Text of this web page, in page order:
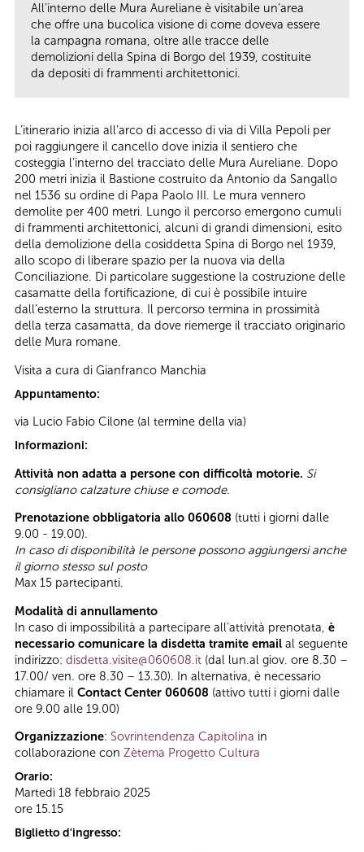
All’interno delle Mura Aureliane è visitabile un’area
che offre una bucolica visione di come doveva essere
la campagna romana, oltre alle tracce delle
demolizioni della Spina di Borgo del 1939, costituite
da depositi di frammenti architettonici.
L’itinerario inizia all’arco di accesso di via di Villa Pepoli per
poi raggiungere il cancello dove inizia il sentiero che
costeggia l’interno del tracciato delle Mura Aureliane. Dopo
200 metri inizia il Bastione costruito da Antonio da Sangallo
nel 1536 su ordine di Papa Paolo III. Le mura vennero
demolite per 400 metri. Lungo il percorso emergono cumuli
di frammenti architettonici, alcuni di grandi dimensioni, esito
della demolizione della cosiddetta Spina di Borgo nel 1939,
allo scopo di liberare spazio per la nuova via della
Conciliazione. Di particolare suggestione la costruzione delle
casamatte della fortificazione, di cui è possibile intuire
dall’esterno la struttura. Il percorso termina in prossimità
della terza casamatta, da dove riemerge il tracciato originario
delle Mura romane.
Visita a cura di Gianfranco Manchia
Appuntamento:
via Lucio Fabio Cilone (al termine della via)
Informazioni:
Attività non adatta a persone con difficoltà motorie. Si
consigliano calzature chiuse e comode.
Prenotazione obbligatoria allo 060608 (tutti i giorni dalle
9.00 - 19.00).
In caso di disponibilità le persone possono aggiungersi anche
il giorno stesso sul posto
Max 15 partecipanti.
Modalità di annullamento
In caso di impossibilità a partecipare all’attività prenotata, è
necessario comunicare la disdetta tramite email al seguente
indirizzo: disdetta.visite@060608.it (dal lun.al giov. ore 8.30 –
17.00/ ven. ore 8.30 – 13.30). In alternativa, è necessario
chiamare il Contact Center 060608 (attivo tutti i giorni dalle
ore 9.00 alle 19.00)
Organizzazione: Sovrintendenza Capitolina in
collaborazione con Zètema Progetto Cultura
Orario:
Martedì 18 febbraio 2025
ore 15.15
Biglietto d'ingresso: